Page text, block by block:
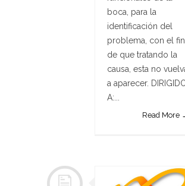
boca, para la
identificación del
problema, con el fin
de que tratando la
causa, esta no
a aparecer.
A:...
Read More